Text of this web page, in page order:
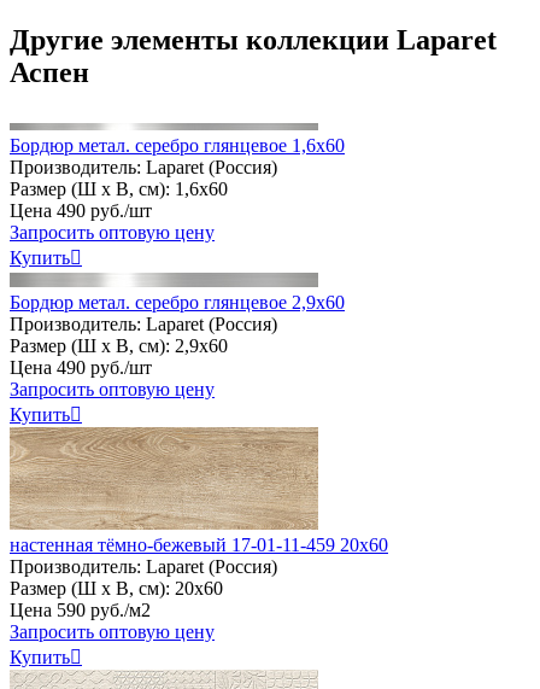
Другие элементы коллекции Laparet
Аспен
Бордюр метал. серебро глянцевое 1,6х60
Производитель: Laparet (Россия)
Размер (Ш х В, см): 1,6х60
Цена 490 руб./шт
Запросить оптовую цену
Купить
Бордюр метал. серебро глянцевое 2,9х60
Производитель: Laparet (Россия)
Размер (Ш х В, см): 2,9х60
Цена 490 руб./шт
Запросить оптовую цену
Купить
настенная тёмно-бежевый 17-01-11-459 20х60
Производитель: Laparet (Россия)
Размер (Ш х В, см): 20х60
Цена 590 руб./м2
Запросить оптовую цену
Купить